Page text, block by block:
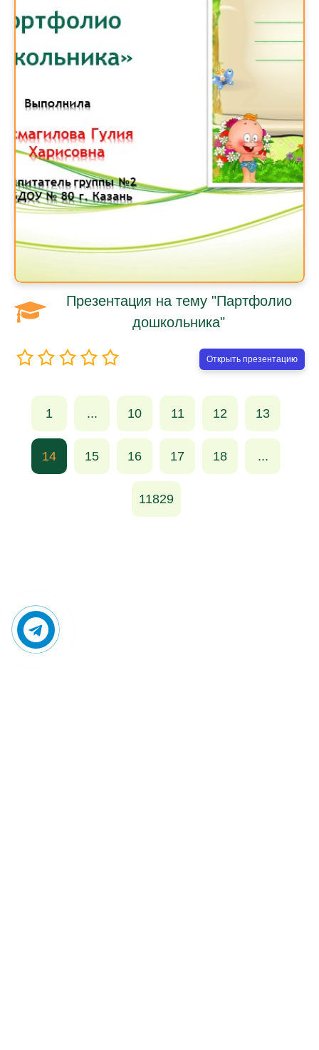
Презентация на тему "Партфолио
дошкольника"
Открыть презентацию
1 ... 10 11 12 13
14 15 16 17 18 ...
11829